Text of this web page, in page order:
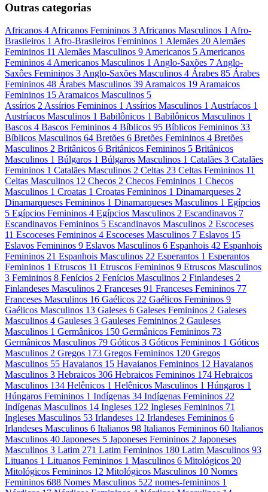
Outras categorias
Africanos 4 Africanos Femininos 3 Africanos Masculinos 1 Afro-
Brasileiros 1 Afro-Brasileiros Femininos 1 Alemães 20 Alemães
Femininos 11 Alemães Masculinos 9 Americanos 5 Americanos
Femininos 4 Americanos Masculinos 1 Anglo-Saxões 7 Anglo-
Saxôes Femininos 3 Anglo-Saxões Masculinos 4 Árabes 85 Árabes
Femininos 48 Árabes Masculinos 39 Aramaicos 19 Aramaicos
Femininos 15 Aramaicos Masculinos 5
Assírios 2 Assírios Femininos 1 Assírios Masculinos 1 Austríacos 1
Austríacos Masculinos 1 Babilônicos 1 Babilônicos Masculinos 1
Bascos 4 Bascos Femininos 4 Bíblicos 95 Bíblicos Femininos 33
Bíblicos Masculinos 64 Bretões 6 Bretões Femininos 4 Bretões
Masculinos 2 Britânicos 6 Britânicos Femininos 5 Britânicos
Masculinos 1 Búlgaros 1 Búlgaros Masculinos 1 Catalães 3 Catalães
Femininos 1 Catalães Masculinos 2 Celtas 23 Celtas Femininos 11
Celtas Masculinos 12 Checos 2 Checos Femininos 1 Checos
Masculinos 1 Croatas 1 Croatas Femininos 1 Dinamarqueses 2
Dinamarqueses Femininos 1 Dinamarqueses Masculinos 1 Egípcios
5 Egípcios Femininos 4 Egípcios Masculinos 2 Escandinavos 7
Escandinavos Femininos 5 Escandinavos Masculinos 2 Escoceses
11 Escoceses Femininos 4 Escoceses Masculinos 7 Eslavos 15
Eslavos Femininos 9 Eslavos Masculinos 6 Espanhois 42 Espanhois
Femininos 21 Espanhois Masculinos 22 Esperantos 1 Esperantos
Femininos 1 Etruscos 11 Etruscos Femininos 9 Etruscos Masculinos
3 Femininos 8 Fenícios 2 Fenícios Masculinos 2 Finlandeses 2
Finlandeses Masculinos 2 Franceses 91 Franceses Femininos 77
Franceses Masculinos 16 Gaélicos 22 Gaélicos Femininos 9
Gaélicos Masculinos 13 Galeses 6 Galeses Femininos 2 Galeses
Masculinos 4 Gauleses 3 Gauleses Femininos 2 Gauleses
Masculinos 1 Germânicos 150 Germânicos Femininos 73
Germânicos Masculinos 79 Góticos 3 Góticos Femininos 1 Góticos
Masculinos 2 Gregos 173 Gregos Femininos 120 Gregos
Masculinos 55 Havaianos 15 Havaianos Femininos 12 Havaianos
Masculinos 3 Hebraicos 306 Hebraicos Femininos 174 Hebraicos
Masculinos 134 Helênicos 1 Helênicos Masculinos 1 Húngaros 1
Húngaros Femininos 1 Indígenas 34 Indígenas Femininos 22
Indígenas Masculinos 14 Ingleses 122 Ingleses Femininos 71
Ingleses Masculinos 53 Irlandeses 12 Irlandeses Femininos 6
Irlandeses Masculinos 6 Italianos 98 Italianos Femininos 60 Italianos
Masculinos 40 Japoneses 5 Japoneses Femininos 2 Japoneses
Masculinos 3 Latim 271 Latim Femininos 180 Latim Masculinos 93
Lituanos 1 Lituanos Femininos 1 Masculinos 6 Mitológicos 20
Mitológicos Femininos 12 Mitológicos Masculinos 10 Nomes
Femininos 688 Nomes Masculinos 522 nomes-femininos 1